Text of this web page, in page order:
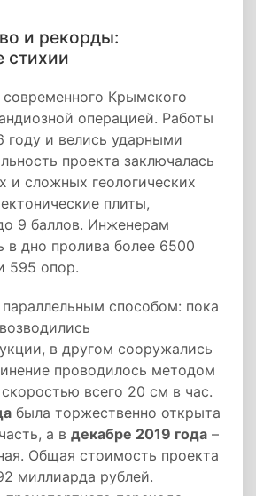
и рекорды:
стихии
Крымского
операцией. Работы
году и велись ударными
проекта заключалась
и сложных геологических
плиты,
9 баллов. Инженерам
в дно пролива более 6500
595 опор.
способом: пока
в другом сооружались
проводилось методом
всего 20 см в час.
была торжественно открыта
а в декабре 2019 года –
Общая стоимость проекта
миллиарда рублей.